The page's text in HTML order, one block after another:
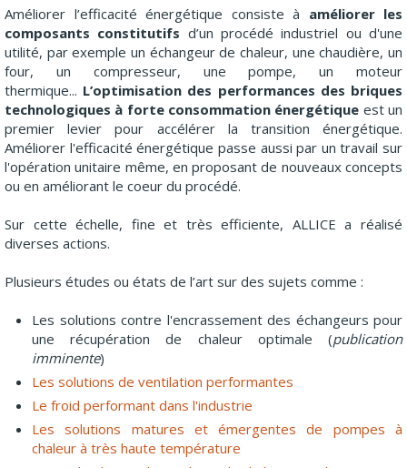
Améliorer l’efficacité énergétique consiste à améliorer les
composants constitutifs d’un procédé industriel ou d'une
utilité, par exemple un échangeur de chaleur, une chaudière, un
four, un compresseur, une pompe, un moteur
thermique... L’optimisation des performances des briques
technologiques à forte consommation énergétique est un
premier levier pour accélérer la transition énergétique.
Améliorer l'efficacité énergétique passe aussi par un travail sur
l'opération unitaire même, en proposant de nouveaux concepts
ou en améliorant le coeur du procédé.
Sur cette échelle, fine et très efficiente, ALLICE a réalisé
diverses actions.
Plusieurs études ou états de l’art sur des sujets comme :
Les solutions contre l'encrassement des échangeurs pour
une récupération de chaleur optimale (publication
imminente)
Les solutions de ventilation performantes
Le froid performant dans l'industrie
Les solutions matures et émergentes de pompes à
chaleur à très haute température